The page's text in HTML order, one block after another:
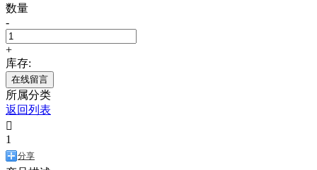
数量
-
+
库存:
在线留言
所属分类
返回列表

1
分享